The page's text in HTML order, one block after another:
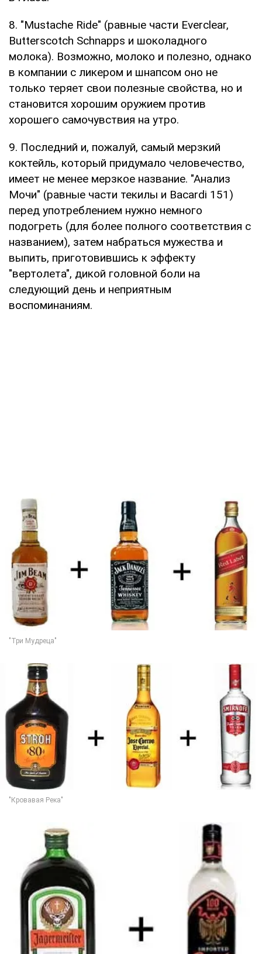
8. "Mustache Ride" (равные части Everclear,
Butterscotch Schnapps и шоколадного
молока). Возможно, молоко и полезно, однако
в компании с ликером и шнапсом оно не
только теряет свои полезные свойства, но и
становится хорошим оружием против
хорошего самочувствия на утро.
9. Последний и, пожалуй, самый мерзкий
коктейль, который придумало человечество,
имеет не менее мерзкое название. "Анализ
Мочи" (равные части текилы и Bacardi 151)
перед употреблением нужно немного
подогреть (для более полного соответствия с
названием), затем набраться мужества и
выпить, приготовившись к эффекту
"вертолета", дикой головной боли на
следующий день и неприятным
воспоминаниям.